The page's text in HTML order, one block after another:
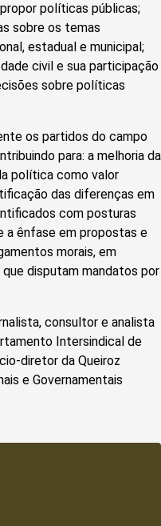
políticas públicas;
sobre os temas
estadual e municipal;
civil e sua participação
sobre políticas
os partidos do campo
para: a melhoria da
política como valor
das diferenças em
com posturas
a ênfase em propostas e
morais, em
disputam mandatos por
consultor e analista
Intersindical de
diretor da Queiroz
e Governamentais